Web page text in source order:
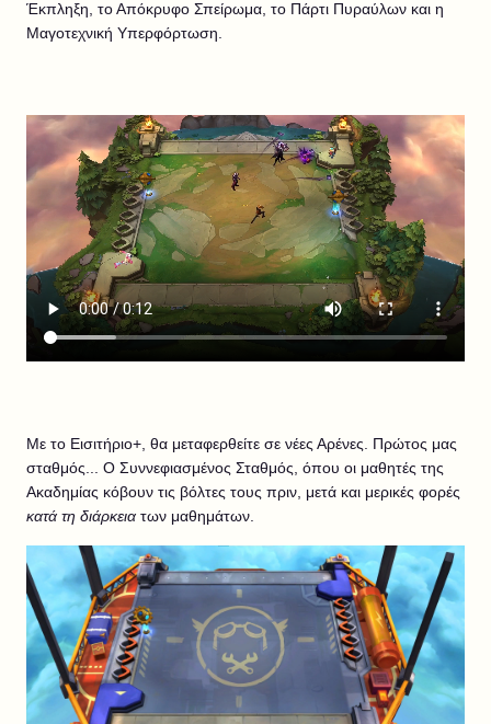
Έκπληξη, το Απόκρυφο Σπείρωμα, το Πάρτι Πυραύλων και η
Μαγοτεχνική Υπερφόρτωση.
Με το Εισιτήριο+, θα μεταφερθείτε σε νέες Αρένες. Πρώτος μας
σταθμός... Ο Συννεφιασμένος Σταθμός, όπου οι μαθητές της
Ακαδημίας κόβουν τις βόλτες τους πριν, μετά και μερικές φορές
κατά τη διάρκεια των μαθημάτων.